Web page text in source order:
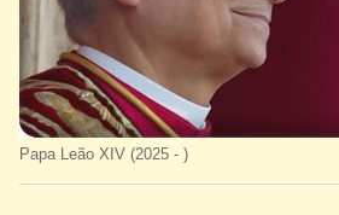
Papa Leão XIV (2025 - )